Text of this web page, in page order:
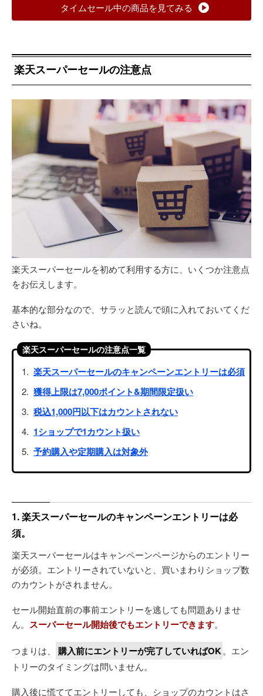
タイムセール中の商品を見てみる
楽天スーパーセールの注意点
楽天スーパーセールを初めて利用する方に、いくつか注意点
をお伝えします。
基本的な部分なので、サラッと読んで頭に入れておいてくだ
さいね。
楽天スーパーセールの注意点一覧
楽天スーパーセールのキャンペーンエントリーは必須
獲得上限は7,000ポイント&期間限定扱い
税込1,000円以下はカウントされない
1ショップで1カウント扱い
予約購入や定期購入は対象外
1. 楽天スーパーセールのキャンペーンエントリーは必
須。
楽天スーパーセールはキャンペーンページからのエントリー
が必須。エントリーされていないと、買いまわりショップ数
のカウントがされません。
セール開始直前の事前エントリーを逃しても問題ありませ
ん。 スーパーセール開始後でもエントリーできます。
つまりは、 購入前にエントリーが完了していればOK。エン
トリーのタイミングは問いません。
購入後に慌ててエントリーしても、ショップのカウントはさ